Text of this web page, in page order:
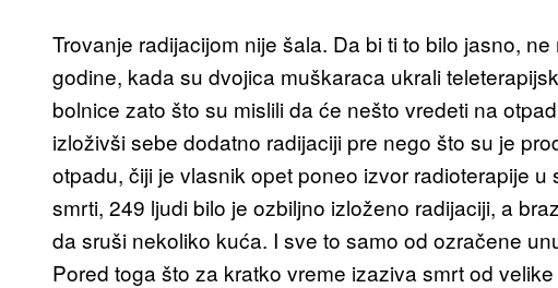
Trovanje radijacijom nije šala. Da bi ti to bilo jasno,
godine, kada su dvojica muškaraca ukrali
bolnice zato što su mislili da će nešto vredeti na
izloživši sebe dodatno radijaciji pre nego što su je
otpadu, čiji je vlasnik opet poneo izvor radioterapije
smrti, 249 ljudi bilo je ozbiljno izloženo radijaciji, a
da sruši nekoliko kuća. I sve to samo od ozračene
Pored toga što za kratko vreme izaziva smrt od